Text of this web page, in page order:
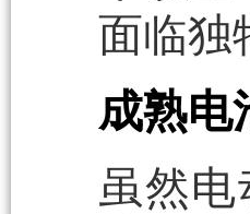
面临独
成熟电
虽然